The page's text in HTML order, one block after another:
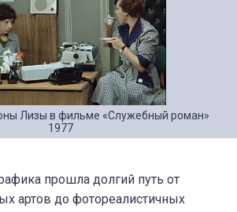
Лизы в фильме «Служебный роман»
1977
прошла долгий путь от
артов до фотореалистичных